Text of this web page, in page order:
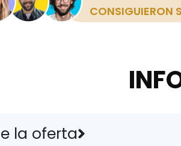
CONSIGUIERON
la oferta